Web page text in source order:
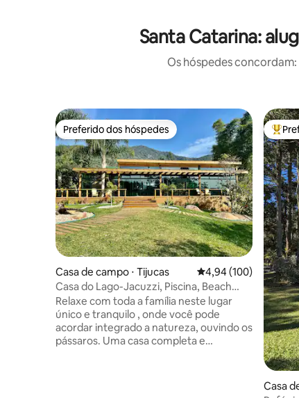
Santa Catarina:
Os hóspedes
Preferido dos hóspedes
Preferido dos hóspedes
Casa de campo ⋅ Tijucas 4,94 de uma
4,94 (100)
Casa do Lago-Jacuzzi, Piscina, Beach
Tenis, Jogos
Relaxe com toda a família neste lugar
único e tranquilo , onde você pode
acordar integrado a natureza, ouvindo os
pássaros. Uma casa completa e
Entre
Casa